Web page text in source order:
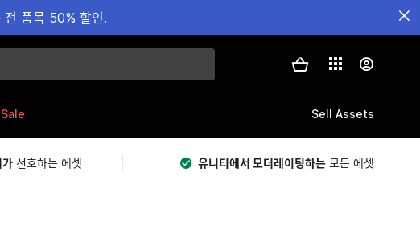
전 품목 50% 할인.
Sale Sell Assets
가 선호하는 에셋 유니티에서 모더레이팅하는 모든 에셋